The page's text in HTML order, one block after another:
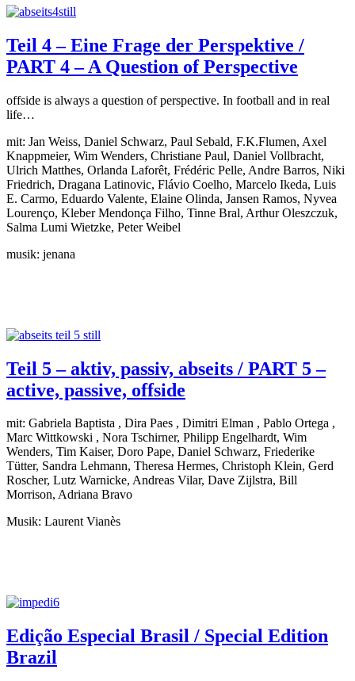
Teil 4 – Eine Frage der Perspektive /
PART 4 – A Question of Perspective
offside is always a question of perspective. In football and in real
life…
mit: Jan Weiss, Daniel Schwarz, Paul Sebald, F.K.Flumen, Axel
Knappmeier, Wim Wenders, Christiane Paul, Daniel Vollbracht,
Ulrich Matthes, Orlanda Laforêt, Frédéric Pelle, Andre Barros, Niki
Friedrich, Dragana Latinovic, Flávio Coelho, Marcelo Ikeda, Luis
E. Carmo, Eduardo Valente, Elaine Olinda, Jansen Ramos, Nyvea
Lourenço, Kleber Mendonça Filho, Tinne Bral, Arthur Oleszczuk,
Salma Lumi Wietzke, Peter Weibel
musik: jenana
Teil 5 – aktiv, passiv, abseits / PART 5 –
active, passive, offside
mit: Gabriela Baptista , Dira Paes , Dimitri Elman , Pablo Ortega ,
Marc Wittkowski , Nora Tschirner, Philipp Engelhardt, Wim
Wenders, Tim Kaiser, Doro Pape, Daniel Schwarz, Friederike
Tütter, Sandra Lehmann, Theresa Hermes, Christoph Klein, Gerd
Roscher, Lutz Warnicke, Andreas Vilar, Dave Zijlstra, Bill
Morrison, Adriana Bravo
Musik: Laurent Vianès
Edição Especial Brasil / Special Edition
Brazil